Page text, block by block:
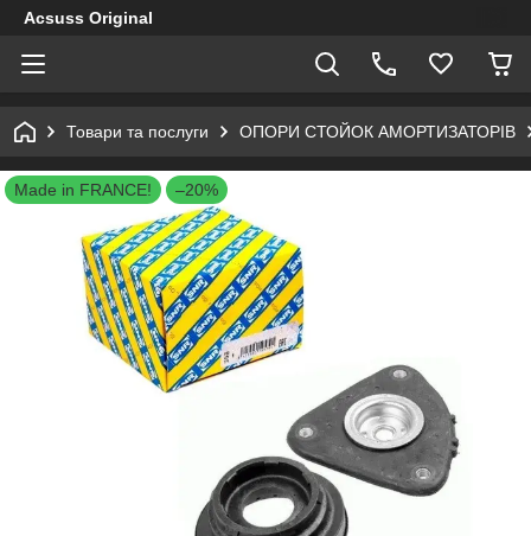
Acsuss Original
Товари та послуги ОПОРИ СТОЙОК АМОРТИЗАТОРІВ
Made in FRANCE! –20%